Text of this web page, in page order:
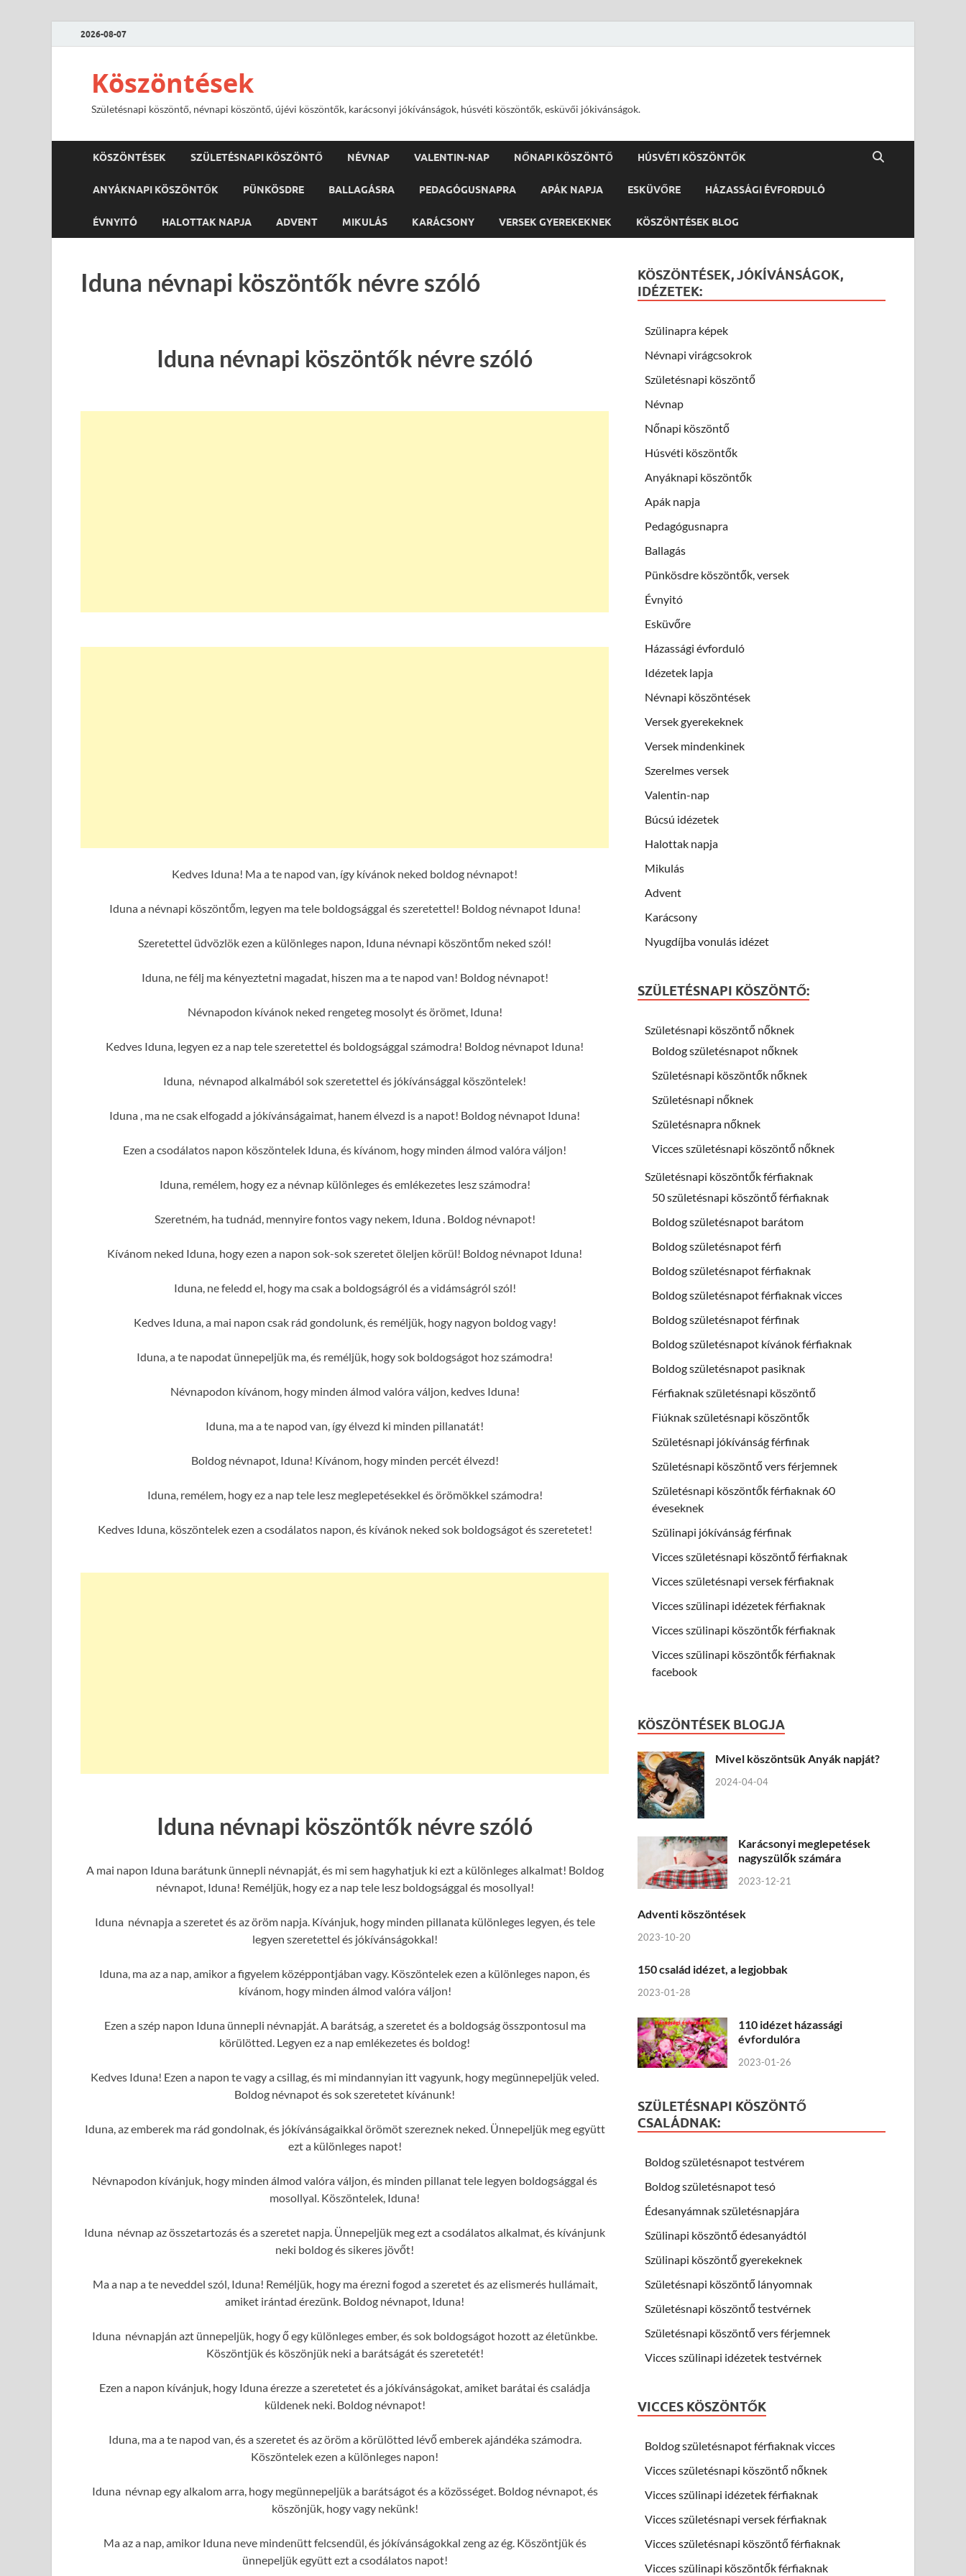
2026-08-07
Köszöntések
Születésnapi köszöntő, névnapi köszöntő, újévi köszöntők, karácsonyi jókívánságok, húsvéti köszöntők, esküvői jókivánságok.
KÖSZÖNTÉSEK SZÜLETÉSNAPI KÖSZÖNTŐ NÉVNAP VALENTIN-NAP NŐNAPI KÖSZÖNTŐ HÚSVÉTI KÖSZÖNTŐK
ANYÁKNAPI KÖSZÖNTŐK PÜNKÖSDRE BALLAGÁSRA PEDAGÓGUSNAPRA APÁK NAPJA ESKÜVŐRE HÁZASSÁGI ÉVFORDULÓ
ÉVNYITÓ HALOTTAK NAPJA ADVENT MIKULÁS KARÁCSONY VERSEK GYEREKEKNEK KÖSZÖNTÉSEK BLOG
Iduna névnapi köszöntők névre szóló
Iduna névnapi köszöntők névre szóló
Kedves Iduna! Ma a te napod van, így kívánok neked boldog névnapot!
Iduna a névnapi köszöntőm, legyen ma tele boldogsággal és szeretettel! Boldog névnapot Iduna!
Szeretettel üdvözlök ezen a különleges napon, Iduna névnapi köszöntőm neked szól!
Iduna, ne félj ma kényeztetni magadat, hiszen ma a te napod van! Boldog névnapot!
Névnapodon kívánok neked rengeteg mosolyt és örömet, Iduna!
Kedves Iduna, legyen ez a nap tele szeretettel és boldogsággal számodra! Boldog névnapot Iduna!
Iduna, névnapod alkalmából sok szeretettel és jókívánsággal köszöntelek!
Iduna , ma ne csak elfogadd a jókívánságaimat, hanem élvezd is a napot! Boldog névnapot Iduna!
Ezen a csodálatos napon köszöntelek Iduna, és kívánom, hogy minden álmod valóra váljon!
Iduna, remélem, hogy ez a névnap különleges és emlékezetes lesz számodra!
Szeretném, ha tudnád, mennyire fontos vagy nekem, Iduna . Boldog névnapot!
Kívánom neked Iduna, hogy ezen a napon sok-sok szeretet öleljen körül! Boldog névnapot Iduna!
Iduna, ne feledd el, hogy ma csak a boldogságról és a vidámságról szól!
Kedves Iduna, a mai napon csak rád gondolunk, és reméljük, hogy nagyon boldog vagy!
Iduna, a te napodat ünnepeljük ma, és reméljük, hogy sok boldogságot hoz számodra!
Névnapodon kívánom, hogy minden álmod valóra váljon, kedves Iduna!
Iduna, ma a te napod van, így élvezd ki minden pillanatát!
Boldog névnapot, Iduna! Kívánom, hogy minden percét élvezd!
Iduna, remélem, hogy ez a nap tele lesz meglepetésekkel és örömökkel számodra!
Kedves Iduna, köszöntelek ezen a csodálatos napon, és kívánok neked sok boldogságot és szeretetet!
Iduna névnapi köszöntők névre szóló
A mai napon Iduna barátunk ünnepli névnapját, és mi sem hagyhatjuk ki ezt a különleges alkalmat! Boldog
névnapot, Iduna! Reméljük, hogy ez a nap tele lesz boldogsággal és mosollyal!
Iduna névnapja a szeretet és az öröm napja. Kívánjuk, hogy minden pillanata különleges legyen, és tele
legyen szeretettel és jókívánságokkal!
Iduna, ma az a nap, amikor a figyelem középpontjában vagy. Köszöntelek ezen a különleges napon, és
kívánom, hogy minden álmod valóra váljon!
Ezen a szép napon Iduna ünnepli névnapját. A barátság, a szeretet és a boldogság összpontosul ma
körülötted. Legyen ez a nap emlékezetes és boldog!
Kedves Iduna! Ezen a napon te vagy a csillag, és mi mindannyian itt vagyunk, hogy megünnepeljük veled.
Boldog névnapot és sok szeretetet kívánunk!
Iduna, az emberek ma rád gondolnak, és jókívánságaikkal örömöt szereznek neked. Ünnepeljük meg együtt
ezt a különleges napot!
Névnapodon kívánjuk, hogy minden álmod valóra váljon, és minden pillanat tele legyen boldogsággal és
mosollyal. Köszöntelek, Iduna!
Iduna névnap az összetartozás és a szeretet napja. Ünnepeljük meg ezt a csodálatos alkalmat, és kívánjunk
neki boldog és sikeres jövőt!
Ma a nap a te neveddel szól, Iduna! Reméljük, hogy ma érezni fogod a szeretet és az elismerés hullámait,
amiket irántad érezünk. Boldog névnapot, Iduna!
Iduna névnapján azt ünnepeljük, hogy ő egy különleges ember, és sok boldogságot hozott az életünkbe.
Köszöntjük és köszönjük neki a barátságát és szeretetét!
Ezen a napon kívánjuk, hogy Iduna érezze a szeretetet és a jókívánságokat, amiket barátai és családja
küldenek neki. Boldog névnapot!
Iduna, ma a te napod van, és a szeretet és az öröm a körülötted lévő emberek ajándéka számodra.
Köszöntelek ezen a különleges napon!
Iduna névnap egy alkalom arra, hogy megünnepeljük a barátságot és a közösséget. Boldog névnapot, és
köszönjük, hogy vagy nekünk!
Ma az a nap, amikor Iduna neve mindenütt felcsendül, és jókívánságokkal zeng az ég. Köszöntjük és
ünnepeljük együtt ezt a csodálatos napot!
KÖSZÖNTÉSEK, JÓKÍVÁNSÁGOK,
IDÉZETEK:
Szülinapra képek
Névnapi virágcsokrok
Születésnapi köszöntő
Névnap
Nőnapi köszöntő
Húsvéti köszöntők
Anyáknapi köszöntők
Apák napja
Pedagógusnapra
Ballagás
Pünkösdre köszöntők, versek
Évnyitó
Esküvőre
Házassági évforduló
Idézetek lapja
Névnapi köszöntések
Versek gyerekeknek
Versek mindenkinek
Szerelmes versek
Valentin-nap
Búcsú idézetek
Halottak napja
Mikulás
Advent
Karácsony
Nyugdíjba vonulás idézet
SZÜLETÉSNAPI KÖSZÖNTŐ:
Születésnapi köszöntő nőknek
Boldog születésnapot nőknek
Születésnapi köszöntők nőknek
Születésnapi nőknek
Születésnapra nőknek
Vicces születésnapi köszöntő nőknek
Születésnapi köszöntők férfiaknak
50 születésnapi köszöntő férfiaknak
Boldog születésnapot barátom
Boldog születésnapot férfi
Boldog születésnapot férfiaknak
Boldog születésnapot férfiaknak vicces
Boldog születésnapot férfinak
Boldog születésnapot kívánok férfiaknak
Boldog születésnapot pasiknak
Férfiaknak születésnapi köszöntő
Fiúknak születésnapi köszöntők
Születésnapi jókívánság férfinak
Születésnapi köszöntő vers férjemnek
Születésnapi köszöntők férfiaknak 60
éveseknek
Szülinapi jókívánság férfinak
Vicces születésnapi köszöntő férfiaknak
Vicces születésnapi versek férfiaknak
Vicces szülinapi idézetek férfiaknak
Vicces szülinapi köszöntők férfiaknak
Vicces szülinapi köszöntők férfiaknak
facebook
KÖSZÖNTÉSEK BLOGJA
Mivel köszöntsük Anyák napját?
2024-04-04
Karácsonyi meglepetések
nagyszülők számára
2023-12-21
Adventi köszöntések
2023-10-20
150 család idézet, a legjobbak
2023-01-28
110 idézet házassági
évfordulóra
2023-01-26
SZÜLETÉSNAPI KÖSZÖNTŐ
CSALÁDNAK:
Boldog születésnapot testvérem
Boldog születésnapot tesó
Édesanyámnak születésnapjára
Szülinapi köszöntő édesanyádtól
Szülinapi köszöntő gyerekeknek
Születésnapi köszöntő lányomnak
Születésnapi köszöntő testvérnek
Születésnapi köszöntő vers férjemnek
Vicces szülinapi idézetek testvérnek
VICCES KÖSZÖNTŐK
Boldog születésnapot férfiaknak vicces
Vicces születésnapi köszöntő nőknek
Vicces szülinapi idézetek férfiaknak
Vicces születésnapi versek férfiaknak
Vicces születésnapi köszöntő férfiaknak
Vicces szülinapi köszöntők férfiaknak